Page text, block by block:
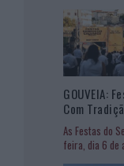
GOUVEIA:
Com
As Festas do
feira, dia 6 de